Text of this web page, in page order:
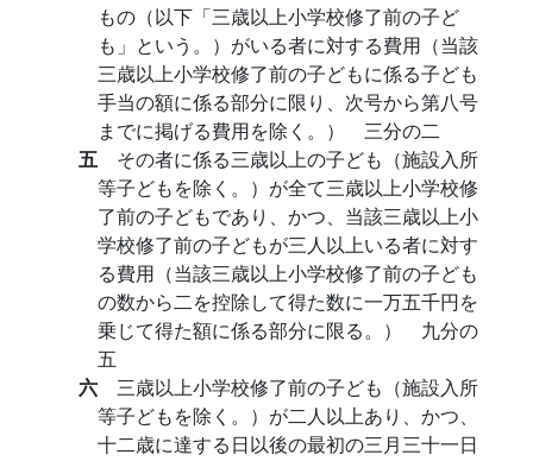
もの（以下「三歳以上小学校修了前の子ど
も」という。）がいる者に対する費用（当該
三歳以上小学校修了前の子どもに係る子ども
手当の額に係る部分に限り、次号から第八号
までに掲げる費用を除く。） 三分の二
五 その者に係る三歳以上の子ども（施設入所
等子どもを除く。）が全て三歳以上小学校修
了前の子どもであり、かつ、当該三歳以上小
学校修了前の子どもが三人以上いる者に対す
る費用（当該三歳以上小学校修了前の子ども
の数から二を控除して得た数に一万五千円を
乗じて得た額に係る部分に限る。） 九分の
五
六 三歳以上小学校修了前の子ども（施設入所
等子どもを除く。）が二人以上あり、かつ、
十二歳に達する日以後の最初の三月三十一日